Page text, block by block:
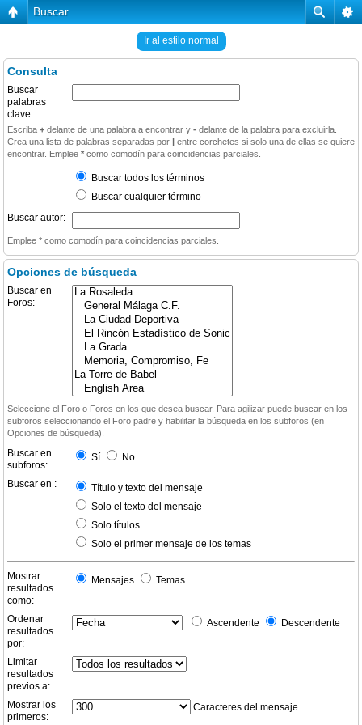
Buscar
Ir al estilo normal
Consulta
Buscar
palabras
clave:
Escriba + delante de una palabra a encontrar y - delante de la palabra para excluirla.
Crea una lista de palabras separadas por | entre corchetes si solo una de ellas se quiere
encontrar. Emplee * como comodín para coincidencias parciales.
Buscar todos los términos
Buscar cualquier término
Buscar autor:
Emplee * como comodín para coincidencias parciales.
Opciones de búsqueda
Buscar en
Foros:
Seleccione el Foro o Foros en los que desea buscar. Para agilizar puede buscar en los
subforos seleccionando el Foro padre y habilitar la búsqueda en los subforos (en
Opciones de búsqueda).
Buscar en
subforos:
Sí No
Buscar en :
Título y texto del mensaje
Solo el texto del mensaje
Solo títulos
Solo el primer mensaje de los temas
Mostrar
resultados
como:
Mensajes Temas
Ordenar
resultados
por:
Ascendente Descendente
Limitar
resultados
previos a:
Mostrar los
primeros:
Caracteres del mensaje